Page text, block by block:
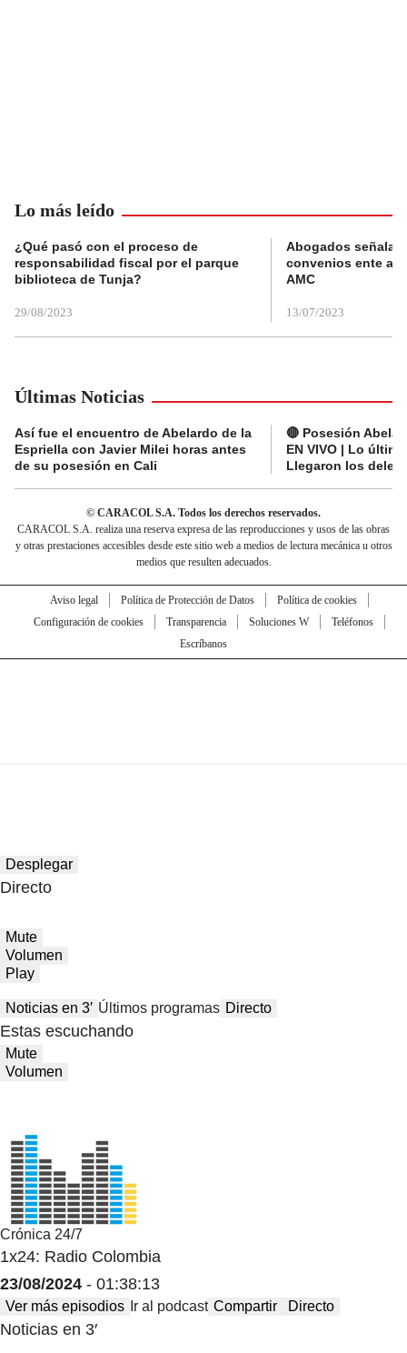
Lo más leído
¿Qué pasó con el proceso de
responsabilidad fiscal por el parque
biblioteca de Tunja?
29/08/2023
Abogados
convenios ente
AMC
13/07/2023
Últimas Noticias
Así fue el encuentro de Abelardo de la
Espriella con Javier Milei horas antes
de su posesión en Cali
🔴 Posesión
EN VIVO | Lo
Llegaron los
© CARACOL S.A. Todos los derechos reservados.
CARACOL S.A. realiza una reserva expresa de las reproducciones y usos de las obras
y otras prestaciones accesibles desde este sitio web a medios de lectura mecánica u otros
medios que resulten adecuados.
Aviso legal Política de Protección de Datos
Política de cookies
Configuración de cookies
Transparencia Soluciones W
Teléfonos
Escríbanos
Desplegar
Directo
Mute
Volumen
Play
Noticias en 3′ Últimos programas Directo
Estas escuchando
Mute
Volumen
Crónica 24/7
1x24: Radio Colombia
23/08/2024 - 01:38:13
Ver más episodios Ir al podcast Compartir Directo
Noticias en 3′